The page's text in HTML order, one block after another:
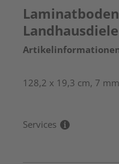
128,2 x 19,3 cm, 7
Services